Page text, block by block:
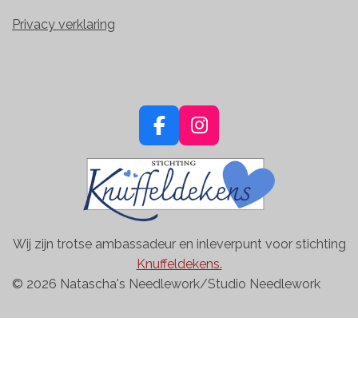
Privacy verklaring
F
c
e
b
o
k
I
s
t
a
r
a
m
Wij zijn trotse ambassadeur en inleverpunt voor stichting
Knuffeldekens.
© 2026 Natascha's Needlework/Studio Needlework